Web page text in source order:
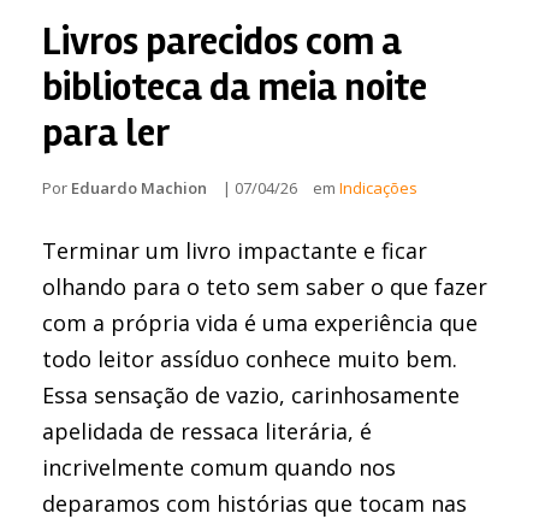
Livros parecidos com a
biblioteca da meia noite
para ler
Por Eduardo Machion | 07/04/26 em Indicações
Terminar um livro impactante e ficar
olhando para o teto sem saber o que fazer
com a própria vida é uma experiência que
todo leitor assíduo conhece muito bem.
Essa sensação de vazio, carinhosamente
apelidada de ressaca literária, é
incrivelmente comum quando nos
deparamos com histórias que tocam nas